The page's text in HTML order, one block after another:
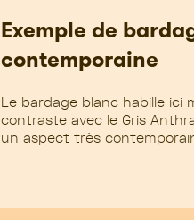
Exemple de
contemporaine
Le bardage blanc habille ici
contraste avec le Gris
un aspect très